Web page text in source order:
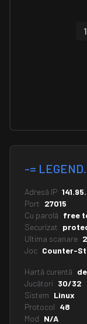
Adresă IP
Port 27015
Cu parolă free
Securizat
Ultima scanare
Joc Counter-
Hartă curentă
Jucători 30/32
Sistem Linux
Protocol 48
Mod N/A